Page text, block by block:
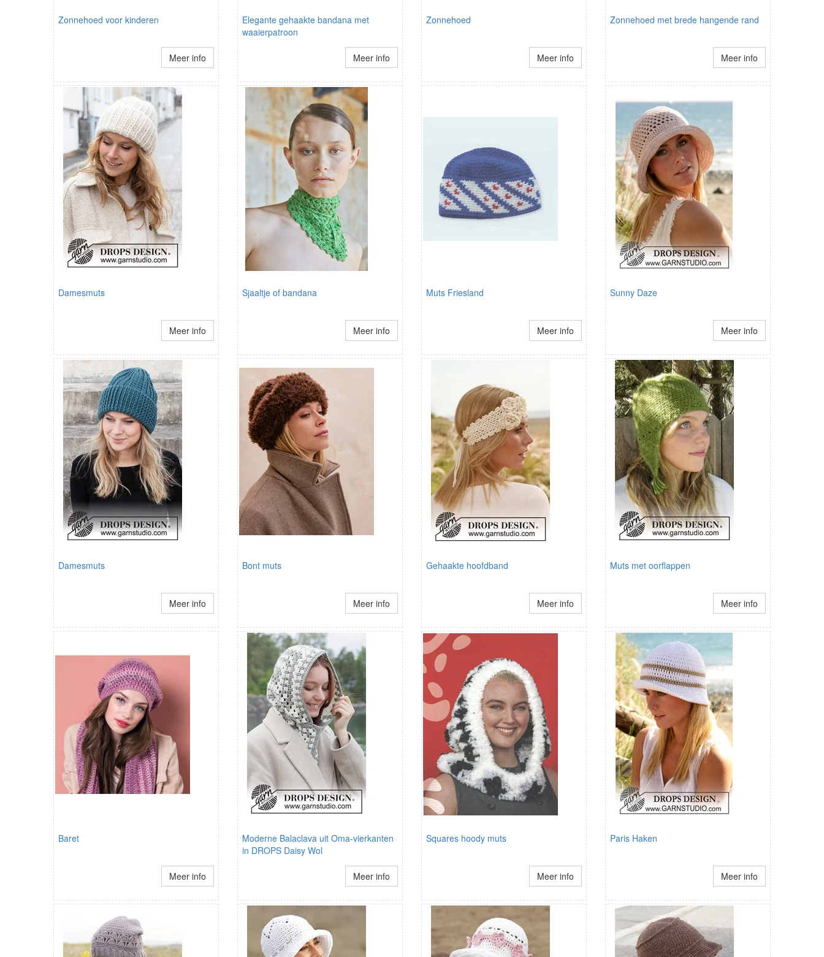
Zonnehoed voor kinderen
Meer info
Elegante gehaakte bandana met
waaierpatroon
Meer info
Zonnehoed
Meer info
Zonnehoed met brede hangende rand
Meer info
Damesmuts
Meer info
Sjaaltje of bandana
Meer info
Muts Friesland
Meer info
Sunny Daze
Meer info
Damesmuts
Meer info
Bont muts
Meer info
Gehaakte hoofdband
Meer info
Muts met oorflappen
Meer info
Baret
Meer info
Moderne Balaclava uit Oma-vierkanten
in DROPS Daisy Wol
Meer info
Squares hoody muts
Meer info
Paris Haken
Meer info